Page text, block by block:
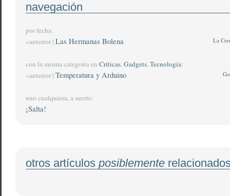
navegación
por fecha:
La
«anterior | Las Hermanas Bolena
con la misma categoría en Críticas,Gadgets,Tecnología:
«anterior | Temperatura y Arduino
uno cualquiera, a suerte:
¡Salta!
otros artículos posiblemente